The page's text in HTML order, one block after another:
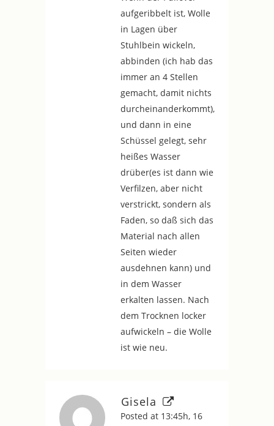
aufgeribbelt ist, Wolle
in Lagen über
Stuhlbein wickeln,
abbinden (ich hab das
immer an 4 Stellen
gemacht, damit nichts
durcheinanderkommt),
und dann in eine
Schüssel gelegt, sehr
heißes Wasser
drüber(es ist dann wie
Verfilzen, aber nicht
verstrickt, sondern als
Faden, so daß sich das
Material nach allen
Seiten wieder
ausdehnen kann) und
in dem Wasser
erkalten lassen. Nach
dem Trocknen locker
aufwickeln – die Wolle
ist wie neu.
Gisela
Posted at 13:45h, 16